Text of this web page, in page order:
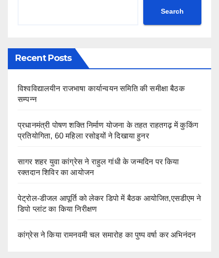
Search
Recent Posts
विश्वविद्यालयीन राजभाषा कार्यान्वयन समिति की समीक्षा बैठक
सम्पन्न
प्रधानमंत्री पोषण शक्ति निर्माण योजना के तहत राहतगढ़ में कुकिंग
प्रतियोगिता, 60 महिला रसोइयों ने दिखाया हुनर
सागर शहर युवा कांग्रेस ने राहुल गांधी के जन्मदिन पर किया
रक्तदान शिविर का आयोजन
पेट्रोल-डीजल आपूर्ति को लेकर डिपो में बैठक आयोजित,एसडीएम ने
डिपो प्लांट का किया निरीक्षण
कांग्रेस ने किया रामनवमी चल समारोह का पुष्प वर्षा कर अभिनंदन